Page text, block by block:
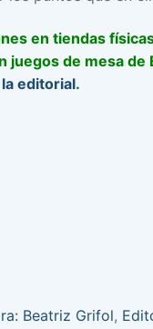
en tiendas
juegos de mesa de
editorial.
Beatriz Grifol,